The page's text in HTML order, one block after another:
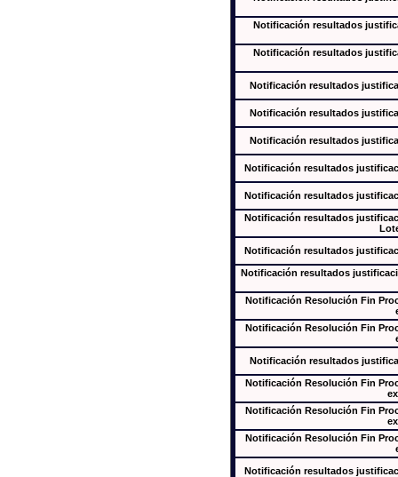
Notificación resultados
Notificación resultados
Notificación resultados
Notificación resultados
Notificación resultados
Notificación resultados
Notificación resultados
Notificación resultados
Notificación resultados
Notificación resultados
Notificación Resolución Fin
Notificación Resolución Fin
Notificación resultados
Notificación Resolución Fin
Notificación Resolución Fin
Notificación Resolución Fin
Notificación resultados